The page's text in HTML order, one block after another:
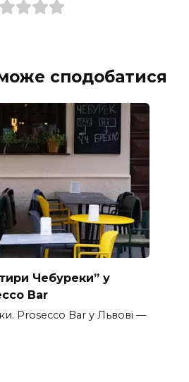
сподобатися
Чебуреки” у
Bar
Prosecco Bar у Львові —